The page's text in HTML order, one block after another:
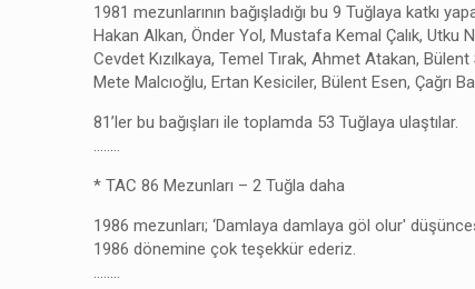
1981 mezunlarının bağışladığı bu 9 Tuğlaya katkı
Hakan Alkan, Önder Yol, Mustafa Kemal Çalık, Utku
Cevdet Kızılkaya, Temel Tırak, Ahmet Atakan,
Mete Malcıoğlu, Ertan Kesiciler, Bülent Esen, Çağrı
81’ler bu bağışları ile toplamda 53 Tuğlaya ulaştılar.
……..
* TAC 86 Mezunları – 2 Tuğla daha
1986 mezunları; ‘Damlaya damlaya göl olur'
1986 dönemine çok teşekkür ederiz.
……..